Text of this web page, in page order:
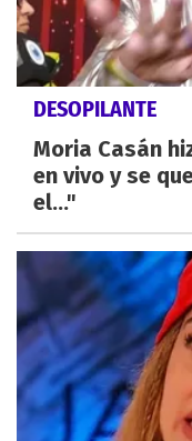
DESOPILANTE
Moria Casán
en vivo y se
el..."